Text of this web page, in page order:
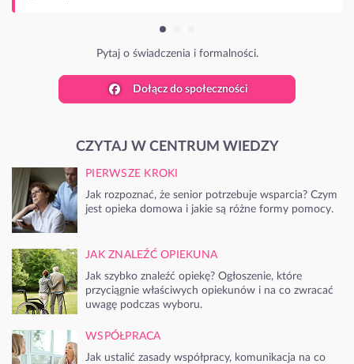
Dołącz do społeczności
CZYTAJ W CENTRUM WIEDZY
PIERWSZE KROKI
Jak rozpoznać, że senior potrzebuje wsparcia? Czym
jest opieka domowa i jakie są różne formy pomocy.
JAK ZNALEŹĆ OPIEKUNA
Jak szybko znaleźć opiekę? Ogłoszenie, które
przyciągnie właściwych opiekunów i na co zwracać
uwagę podczas wyboru.
WSPÓŁPRACA
Jak ustalić zasady współpracy, komunikacja na co